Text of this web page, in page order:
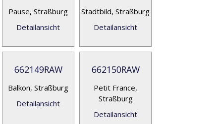
Pause, Straßburg
Detailansicht
Stadtbild, Straßburg
Detailansicht
662149RAW
Balkon, Straßburg
Detailansicht
662150RAW
Petit France,
Straßburg
Detailansicht